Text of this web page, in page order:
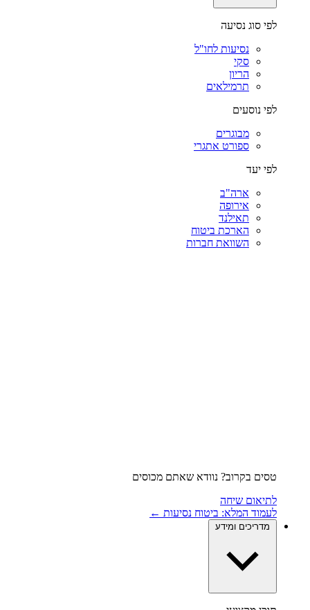
לפי סוג נסיעה
נסיעות לחו"ל
סקי
הריון
תרמילאים
לפי נוסעים
מבוגרים
ספורט אתגרי
לפי יעד
ארה"ב
אירופה
תאילנד
הארכת ביטוח
השוואת חברות
טסים בקרוב? נוודא שאתם מכוסים
לתיאום שיחה
לעמוד המלא: ביטוח נסיעות ←
מדריכים ומידע